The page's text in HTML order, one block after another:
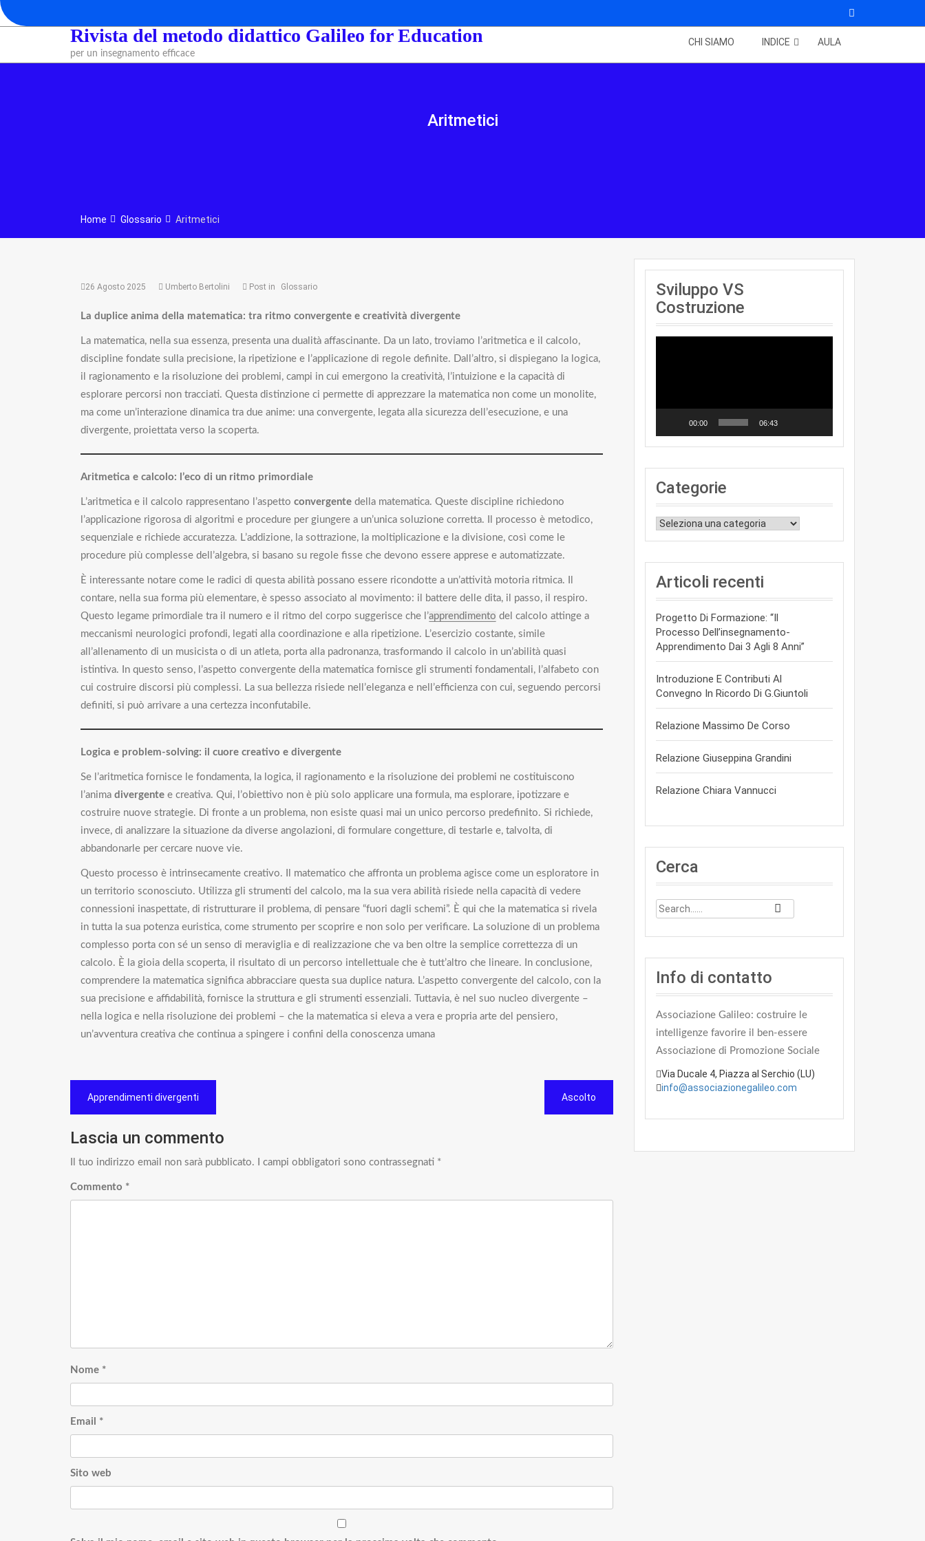
Skip
to
Rivista del metodo didattico Galileo for Education
per un insegnamento efficace
CHI SIAMO INDICE AULA
Aritmetici
Home Glossario Aritmetici
26 Agosto 2025 Umberto Bertolini Post in Glossario
La duplice anima della matematica: tra ritmo convergente e creatività divergente
La matematica, nella sua essenza, presenta una dualità affascinante. Da un lato, troviamo l’aritmetica e il calcolo,
discipline fondate sulla precisione, la ripetizione e l’applicazione di regole definite. Dall’altro, si dispiegano la logica,
il ragionamento e la risoluzione dei problemi, campi in cui emergono la creatività, l’intuizione e la capacità di
esplorare percorsi non tracciati. Questa distinzione ci permette di apprezzare la matematica non come un monolite,
ma come un’interazione dinamica tra due anime: una convergente, legata alla sicurezza dell’esecuzione, e una
divergente, proiettata verso la scoperta.
Aritmetica e calcolo: l’eco di un ritmo primordiale
L’aritmetica e il calcolo rappresentano l’aspetto convergente della matematica. Queste discipline richiedono
l’applicazione rigorosa di algoritmi e procedure per giungere a un’unica soluzione corretta. Il processo è metodico,
sequenziale e richiede accuratezza. L’addizione, la sottrazione, la moltiplicazione e la divisione, così come le
procedure più complesse dell’algebra, si basano su regole fisse che devono essere apprese e automatizzate.
È interessante notare come le radici di questa abilità possano essere ricondotte a un’attività motoria ritmica. Il
contare, nella sua forma più elementare, è spesso associato al movimento: il battere delle dita, il passo, il respiro.
Questo legame primordiale tra il numero e il ritmo del corpo suggerisce che l’apprendimento del calcolo attinge a
meccanismi neurologici profondi, legati alla coordinazione e alla ripetizione. L’esercizio costante, simile
all’allenamento di un musicista o di un atleta, porta alla padronanza, trasformando il calcolo in un’abilità quasi
istintiva. In questo senso, l’aspetto convergente della matematica fornisce gli strumenti fondamentali, l’alfabeto con
cui costruire discorsi più complessi. La sua bellezza risiede nell’eleganza e nell’efficienza con cui, seguendo percorsi
definiti, si può arrivare a una certezza inconfutabile.
Logica e problem-solving: il cuore creativo e divergente
Se l’aritmetica fornisce le fondamenta, la logica, il ragionamento e la risoluzione dei problemi ne costituiscono
l’anima divergente e creativa. Qui, l’obiettivo non è più solo applicare una formula, ma esplorare, ipotizzare e
costruire nuove strategie. Di fronte a un problema, non esiste quasi mai un unico percorso predefinito. Si richiede,
invece, di analizzare la situazione da diverse angolazioni, di formulare congetture, di testarle e, talvolta, di
abbandonarle per cercare nuove vie.
Questo processo è intrinsecamente creativo. Il matematico che affronta un problema agisce come un esploratore in
un territorio sconosciuto. Utilizza gli strumenti del calcolo, ma la sua vera abilità risiede nella capacità di vedere
connessioni inaspettate, di ristrutturare il problema, di pensare “fuori dagli schemi”. È qui che la matematica si rivela
in tutta la sua potenza euristica, come strumento per scoprire e non solo per verificare. La soluzione di un problema
complesso porta con sé un senso di meraviglia e di realizzazione che va ben oltre la semplice correttezza di un
calcolo. È la gioia della scoperta, il risultato di un percorso intellettuale che è tutt’altro che lineare. In conclusione,
comprendere la matematica significa abbracciare questa sua duplice natura. L’aspetto convergente del calcolo, con la
sua precisione e affidabilità, fornisce la struttura e gli strumenti essenziali. Tuttavia, è nel suo nucleo divergente –
nella logica e nella risoluzione dei problemi – che la matematica si eleva a vera e propria arte del pensiero,
un’avventura creativa che continua a spingere i confini della conoscenza umana
Navigazione
articoli
Apprendimenti divergenti Ascolto
Lascia un commento
Il tuo indirizzo email non sarà pubblicato. I campi obbligatori sono contrassegnati *
Commento *
Nome *
Email *
Sito web
Sviluppo VS
Costruzione
00:00 06:43
Categorie
Categorie
Articoli recenti
Progetto Di Formazione: “Il
Processo Dell’insegnamento-
Apprendimento Dai 3 Agli 8 Anni”
Introduzione E Contributi Al
Convegno In Ricordo Di G.Giuntoli
Relazione Massimo De Corso
Relazione Giuseppina Grandini
Relazione Chiara Vannucci
Cerca
Info di contatto
Associazione Galileo: costruire le
intelligenze favorire il ben-essere
Associazione di Promozione Sociale
Via Ducale 4, Piazza al Serchio (LU)
info@associazionegalileo.com